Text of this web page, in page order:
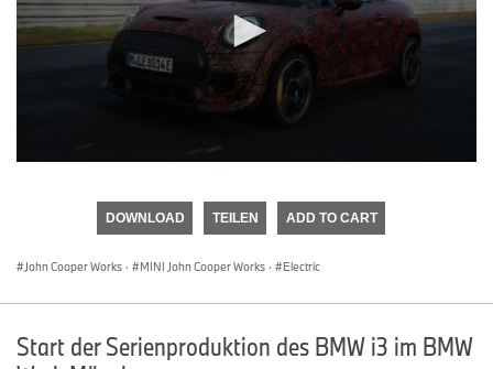
DOWNLOAD TEILEN ADD TO CART
John Cooper Works · MINI John Cooper Works · Electric
Start der Serienproduktion des BMW i3 im BMW